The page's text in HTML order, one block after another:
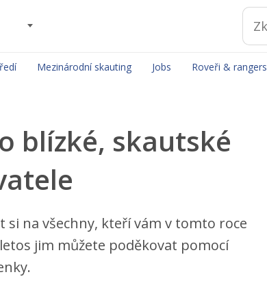
Mezinárodní skauting Jobs Roveři & rangers
blízké, skautské
na všechny, kteří vám v tomto roce
jim můžete poděkovat pomocí